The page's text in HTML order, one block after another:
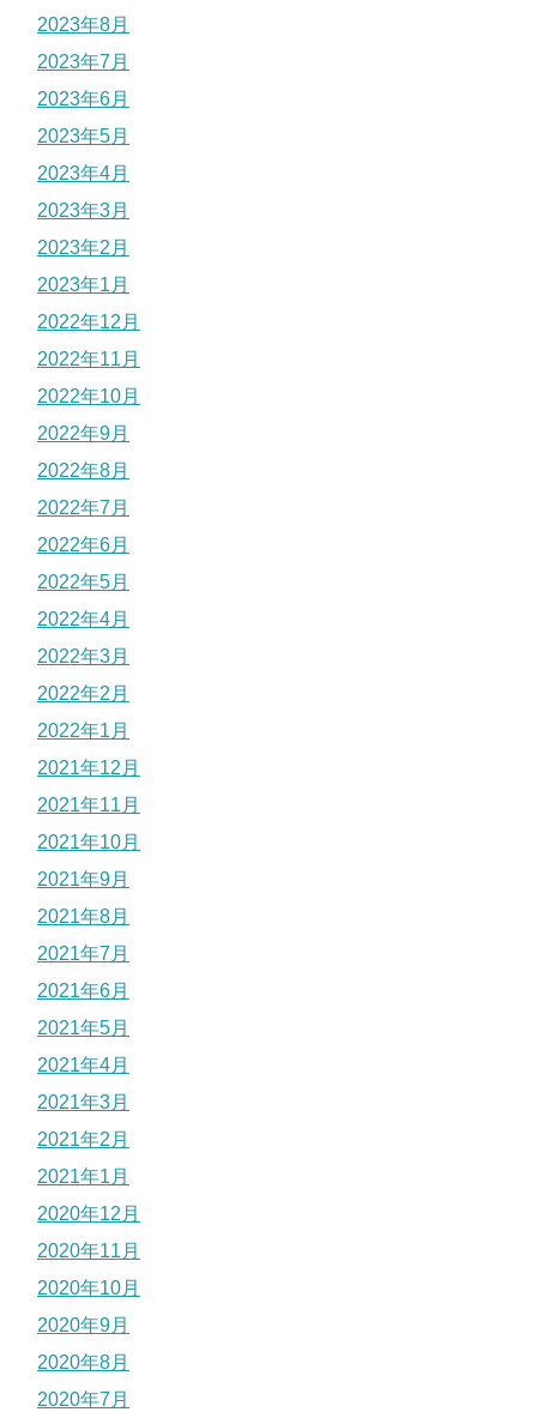
2023年8月
2023年7月
2023年6月
2023年5月
2023年4月
2023年3月
2023年2月
2023年1月
2022年12月
2022年11月
2022年10月
2022年9月
2022年8月
2022年7月
2022年6月
2022年5月
2022年4月
2022年3月
2022年2月
2022年1月
2021年12月
2021年11月
2021年10月
2021年9月
2021年8月
2021年7月
2021年6月
2021年5月
2021年4月
2021年3月
2021年2月
2021年1月
2020年12月
2020年11月
2020年10月
2020年9月
2020年8月
2020年7月